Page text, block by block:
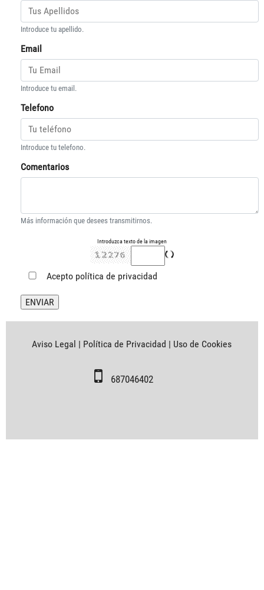
Introduce tu apellido.
Email
Introduce tu email.
Telefono
Introduce tu telefono.
Comentarios
Más información que desees transmitirnos.
Introduzca texto de la imagen
Acepto política de privacidad
Aviso Legal | Política de Privacidad | Uso de Cookies
687046402